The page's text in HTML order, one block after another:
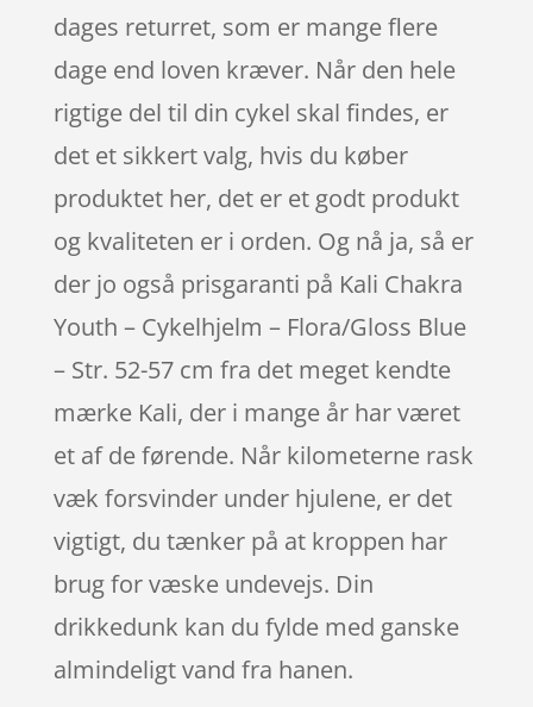
dages returret, som er mange flere
dage end loven kræver. Når den hele
rigtige del til din cykel skal findes, er
det et sikkert valg, hvis du køber
produktet her, det er et godt produkt
og kvaliteten er i orden. Og nå ja, så er
der jo også prisgaranti på Kali Chakra
Youth – Cykelhjelm – Flora/Gloss Blue
– Str. 52-57 cm fra det meget kendte
mærke Kali, der i mange år har været
et af de førende. Når kilometerne rask
væk forsvinder under hjulene, er det
vigtigt, du tænker på at kroppen har
brug for væske undevejs. Din
drikkedunk kan du fylde med ganske
almindeligt vand fra hanen.